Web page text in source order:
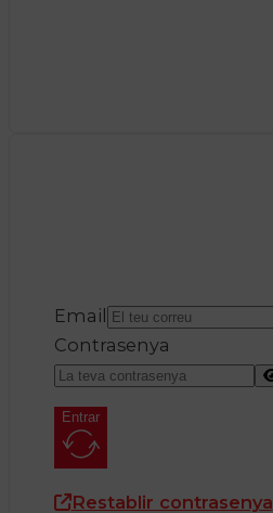
Email
Contrasenya
Entrar
Restablir contrasenya